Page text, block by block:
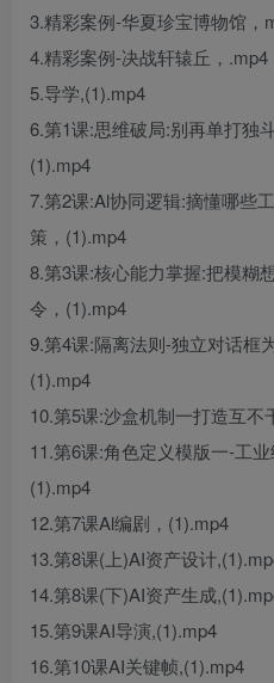
3.精彩案例-华夏珍宝博物馆，
4.精彩案例-决战轩辕丘，.mp4
5.导学,(1).mp4
6.第1课:思维破局:别再单打独
(1).mp4
7.第2课:Al协同逻辑:摘懂哪些
策，(1).mp4
8.第3课:核心能力掌握:把模糊
令，(1).mp4
9.第4课:隔离法则-独立对话框
(1).mp4
10.第5课:沙盒机制一打造互
11.第6课:角色定义模版一-工
(1).mp4
12.第7课Al编剧，(1).mp4
13.第8课(上)AI资产设计
14.第8课(下)AI资产生成
15.第9课AI导演,(1).mp4
16.第10课AI关键帧,(1).mp4